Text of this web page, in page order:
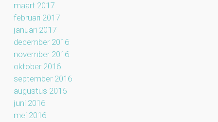
maart 2017
februari 2017
januari 2017
december 2016
november 2016
oktober 2016
september 2016
augustus 2016
juni 2016
mei 2016